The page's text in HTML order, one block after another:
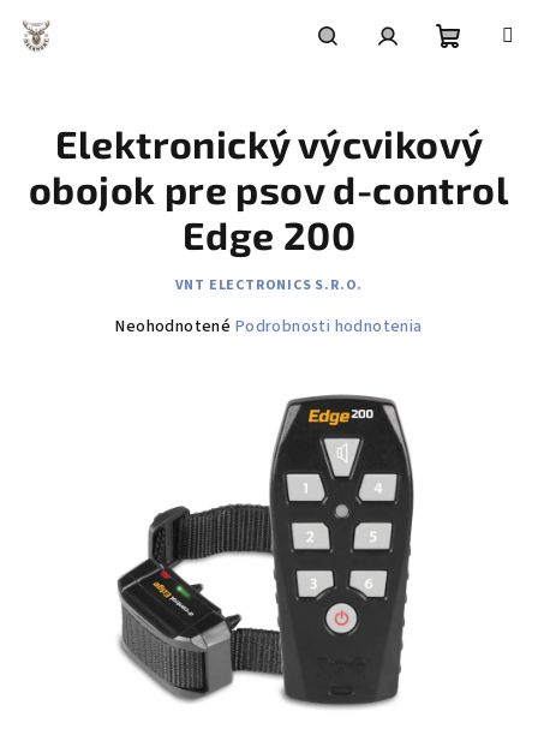
obsah
košík
Elektronický výcvikový
obojok pre psov d-control
Edge 200
VNT ELECTRONICS S.R.O.
Priemerné
Neohodnotené Podrobnosti hodnotenia